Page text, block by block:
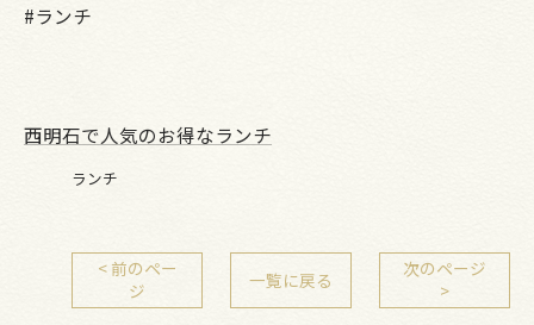
#ランチ
西明石で人気のお得なランチ
ランチ
< 前のペー
ジ
一覧に戻る
次のページ
>